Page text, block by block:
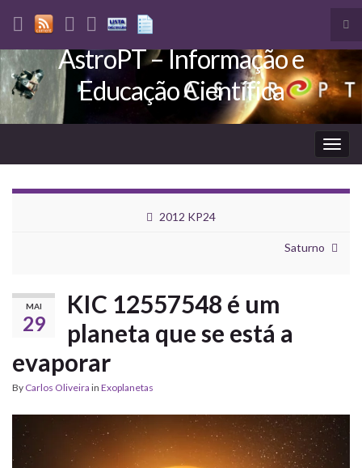
Search for:
AstroPT – Informação e
Educação Científica
2012 KP24
Saturno
MAI
29
KIC 12557548 é um
planeta que se está a
evaporar
By Carlos Oliveira in Exoplanetas